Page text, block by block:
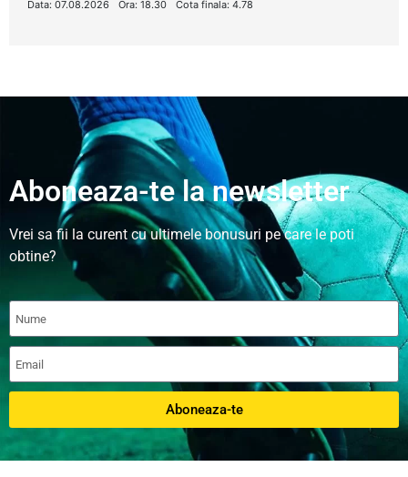
Data: 07.08.2026 Ora: 18.30 Cota finala: 4.78
Aboneaza-te la newsletter
Vrei sa fii la curent cu ultimele bonusuri pe care le poti
obtine?
Aboneaza-te